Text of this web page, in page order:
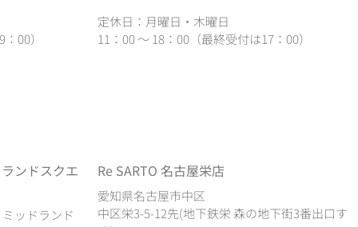
00）
定休日：月曜日・木曜日
11：00 ～ 18：00（最終受付は17：00）
ンドスクエ
ッドランド
Re SARTO 名古屋栄店
愛知県名古屋市中区
中区栄3-5-12先(地下鉄栄 森の地下街3番出口す